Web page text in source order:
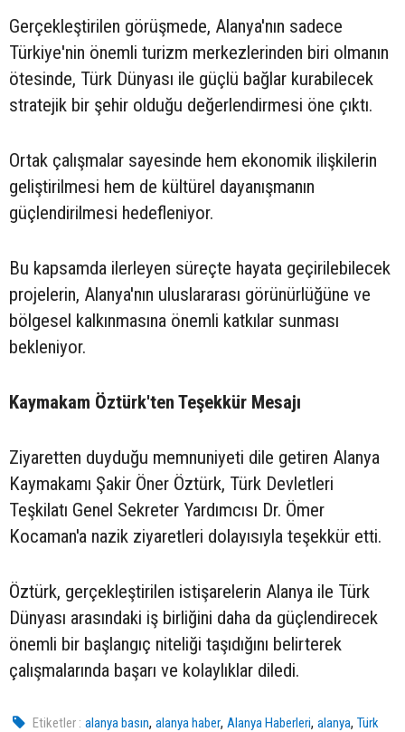
Gerçekleştirilen görüşmede, Alanya'nın sadece
Türkiye'nin önemli turizm merkezlerinden biri olmanın
ötesinde, Türk Dünyası ile güçlü bağlar kurabilecek
stratejik bir şehir olduğu değerlendirmesi öne çıktı.
Ortak çalışmalar sayesinde hem ekonomik ilişkilerin
geliştirilmesi hem de kültürel dayanışmanın
güçlendirilmesi hedefleniyor.
Bu kapsamda ilerleyen süreçte hayata geçirilebilecek
projelerin, Alanya'nın uluslararası görünürlüğüne ve
bölgesel kalkınmasına önemli katkılar sunması
bekleniyor.
Kaymakam Öztürk'ten Teşekkür Mesajı
Ziyaretten duyduğu memnuniyeti dile getiren Alanya
Kaymakamı Şakir Öner Öztürk, Türk Devletleri
Teşkilatı Genel Sekreter Yardımcısı Dr. Ömer
Kocaman'a nazik ziyaretleri dolayısıyla teşekkür etti.
Öztürk, gerçekleştirilen istişarelerin Alanya ile Türk
Dünyası arasındaki iş birliğini daha da güçlendirecek
önemli bir başlangıç niteliği taşıdığını belirterek
çalışmalarında başarı ve kolaylıklar diledi.
Etiketler : alanya basın,alanya haber,Alanya Haberleri,alanya,Türk